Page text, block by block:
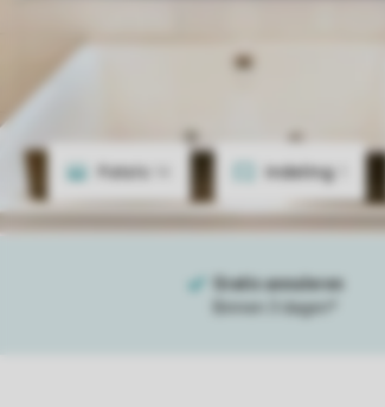
Foto's Indeling